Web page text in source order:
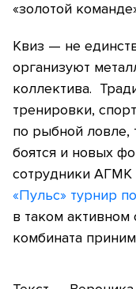
«золотой
Квиз — не
организуют
коллектива.
тренировки,
по рыбной ловле,
боятся и новых
сотрудники АГМК
«Пульс» турнир
в таком
комбината